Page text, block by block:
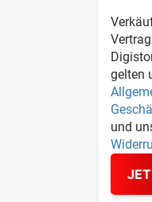
gelten
und